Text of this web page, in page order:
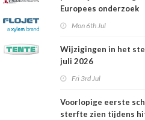
Europees onderzoek
Mon 6th Jul
Wijzigingen in het
juli 2026
Fri 3rd Jul
Voorlopige eerste
sterfte zien tijdens